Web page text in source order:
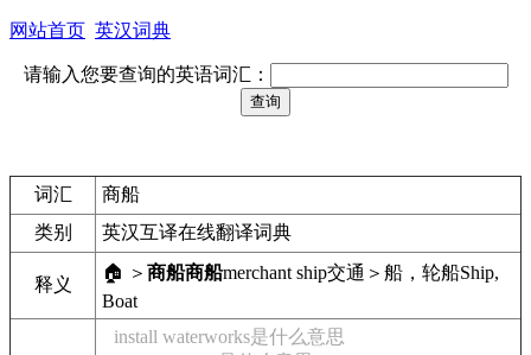
网站首页 英汉词典
请输入您要查询的英语词汇：
词汇
商船
类别
英汉互译在线翻译词典
释义
🏠 ＞ 商船商船merchant ship交通＞船，轮船Ship,
Boat
install waterworks是什么意思